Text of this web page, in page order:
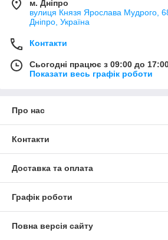
м. Дніпро
вулиця Князя Ярослава Мудрого,
Дніпро, Україна
Контакти
Сьогодні працює з 09:00 до
Показати весь графік роботи
Про нас
Контакти
Доставка та оплата
Графік роботи
Повна версія сайту